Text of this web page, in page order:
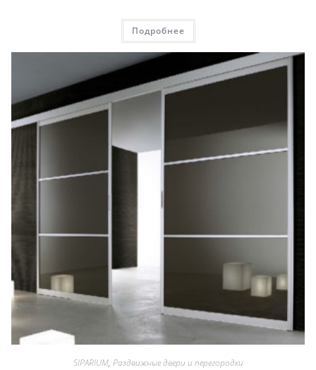
Подробнее
SIPARIUM, Раздвижные двери и перегородки